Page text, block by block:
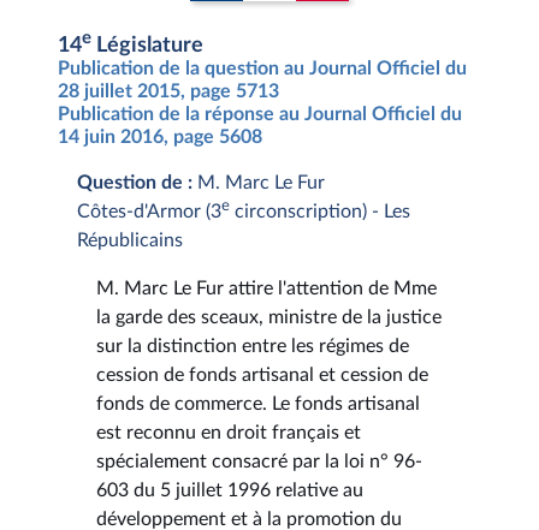
14e Législature
Publication de la question au Journal Officiel du
28 juillet 2015, page 5713
Publication de la réponse au Journal Officiel du
14 juin 2016, page 5608
Question de : M. Marc Le Fur
Côtes-d'Armor (3e circonscription) - Les
Républicains
M. Marc Le Fur attire l'attention de Mme
la garde des sceaux, ministre de la justice
sur la distinction entre les régimes de
cession de fonds artisanal et cession de
fonds de commerce. Le fonds artisanal
est reconnu en droit français et
spécialement consacré par la loi n° 96-
603 du 5 juillet 1996 relative au
développement et à la promotion du